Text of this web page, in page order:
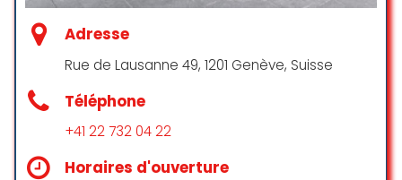
I had a fantastic experience at this
GMT Change! The young staff
assisted me was incredibly friendly
and professional. Not only did he
me with great efficiency, but he
Adresse
Rue de Lausanne 49, 1201 Genève, Suisse
Téléphone
+41 22 732 04 22
Horaires d'ouverture